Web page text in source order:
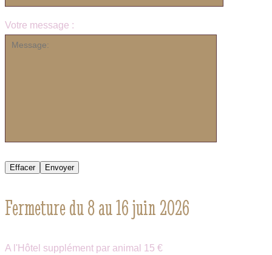
Votre message :
Fermeture du 8 au 16 juin 2026
A l'Hôtel supplément par animal 15 €